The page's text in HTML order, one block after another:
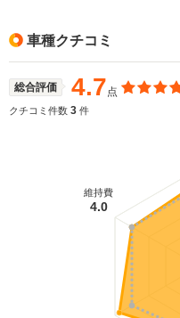
車種クチコミ
総合評価 4.7点
クチコミ件数 3 件
維持費
4.0